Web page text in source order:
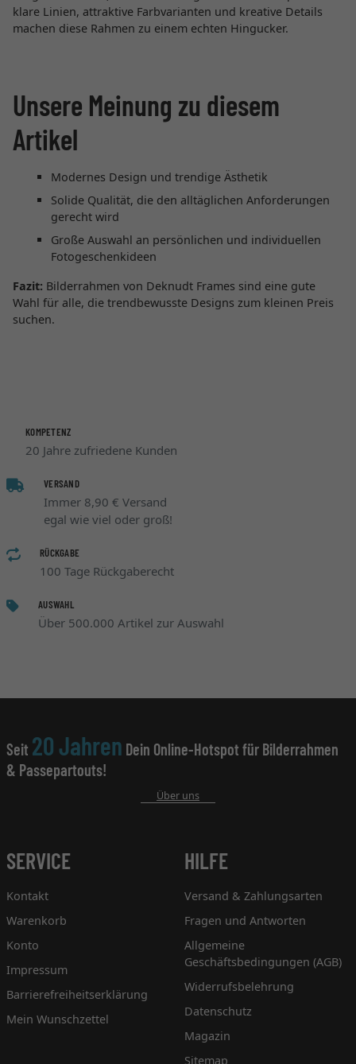
klare Linien, attraktive Farbvarianten und kreative Details
machen diese Rahmen zu einem echten Hingucker.
Unsere Meinung zu diesem
Artikel
Modernes Design und trendige Ästhetik
Solide Qualität, die den alltäglichen Anforderungen
gerecht wird
Große Auswahl an persönlichen und individuellen
Fotogeschenkideen
Fazit: Bilderrahmen von Deknudt Frames sind eine gute
Wahl für alle, die trendbewusste Designs zum kleinen Preis
suchen.
KOMPETENZ
20 Jahre zufriedene Kunden
VERSAND
Immer 8,90 € Versand
egal wie viel oder groß!
RÜCKGABE
100 Tage Rückgaberecht
AUSWAHL
Über 500.000 Artikel zur Auswahl
Seit 20 Jahren Dein Online-Hotspot für Bilderrahmen
& Passepartouts!
Über uns
SERVICE
Kontakt
Warenkorb
Konto
Impressum
Barrierefreiheitserklärung
Mein Wunschzettel
HILFE
Versand & Zahlungsarten
Fragen und Antworten
Allgemeine
Geschäftsbedingungen (AGB)
Widerrufsbelehrung
Datenschutz
Magazin
Sitemap